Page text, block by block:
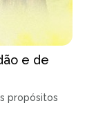
e de
propósitos